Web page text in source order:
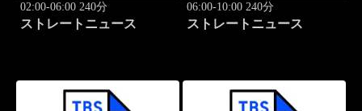
02:00-06:00 240分
ストレートニュース
06:00-10:00 240分
ストレートニュース